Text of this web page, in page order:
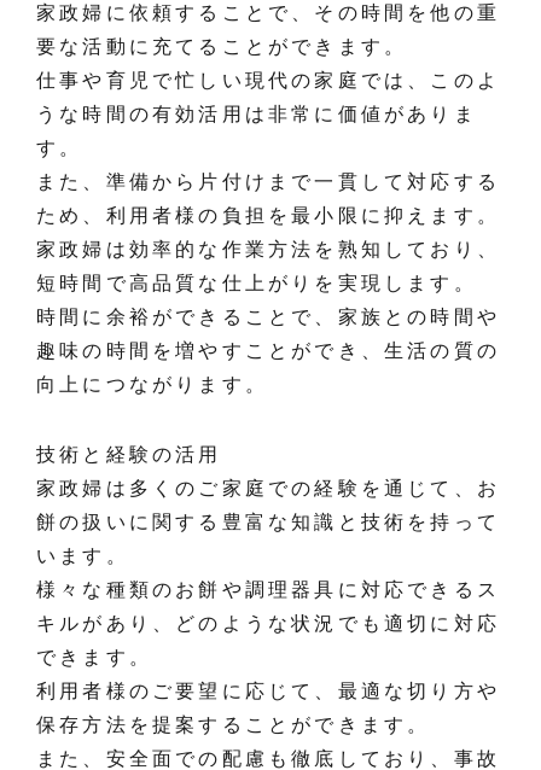
家政婦に依頼することで、その時間を他の重
要な活動に充てることができます。
仕事や育児で忙しい現代の家庭では、このよ
うな時間の有効活用は非常に価値がありま
す。
また、準備から片付けまで一貫して対応する
ため、利用者様の負担を最小限に抑えます。
家政婦は効率的な作業方法を熟知しており、
短時間で高品質な仕上がりを実現します。
時間に余裕ができることで、家族との時間や
趣味の時間を増やすことができ、生活の質の
向上につながります。
技術と経験の活用
家政婦は多くのご家庭での経験を通じて、お
餅の扱いに関する豊富な知識と技術を持って
います。
様々な種類のお餅や調理器具に対応できるス
キルがあり、どのような状況でも適切に対応
できます。
利用者様のご要望に応じて、最適な切り方や
保存方法を提案することができます。
また、安全面での配慮も徹底しており、事故